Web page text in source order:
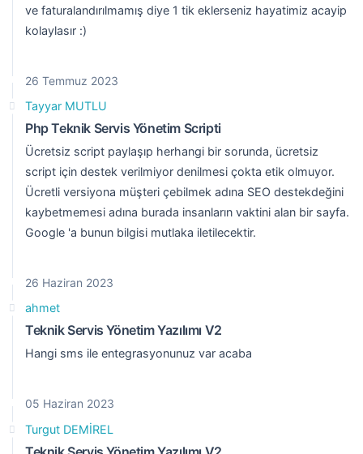
ve faturalandırılmamış diye 1 tik eklerseniz hayatimiz acayip
kolaylasır :)
26 Temmuz 2023
Tayyar MUTLU
Php Teknik Servis Yönetim Scripti
Ücretsiz script paylaşıp herhangi bir sorunda, ücretsiz
script için destek verilmiyor denilmesi çokta etik olmuyor.
Ücretli versiyona müşteri çebilmek adına SEO destekdeğini
kaybetmemesi adına burada insanların vaktini alan bir sayfa.
Google 'a bunun bilgisi mutlaka iletilecektir.
26 Haziran 2023
ahmet
Teknik Servis Yönetim Yazılımı V2
Hangi sms ile entegrasyonunuz var acaba
05 Haziran 2023
Turgut DEMİREL